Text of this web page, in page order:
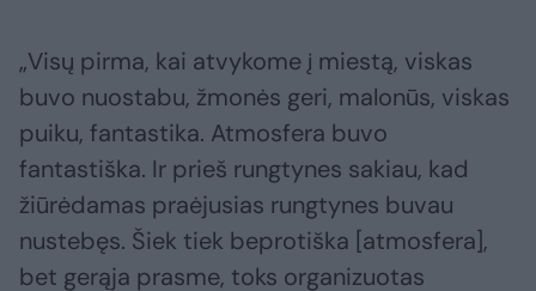
„Visų pirma, kai atvykome į miestą, viskas
buvo nuostabu, žmonės geri, malonūs, viskas
puiku, fantastika. Atmosfera buvo
fantastiška. Ir prieš rungtynes sakiau, kad
žiūrėdamas praėjusias rungtynes buvau
nustebęs. Šiek tiek beprotiška [atmosfera],
bet gerąja prasme, toks organizuotas